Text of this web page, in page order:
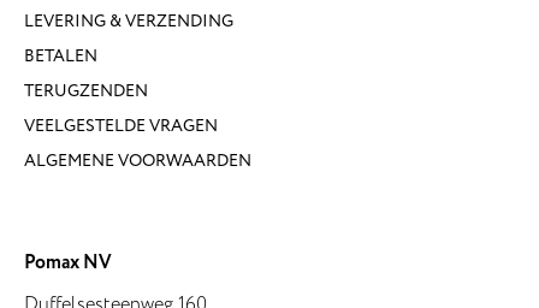
LEVERING & VERZENDING
BETALEN
TERUGZENDEN
VEELGESTELDE VRAGEN
ALGEMENE VOORWAARDEN
Pomax NV